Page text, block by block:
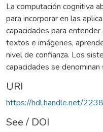
La computación cognitiva
para incorporar en las
capacidades para
textos e imágenes,
nivel de confianza. Los
capacidades se
URI
https://hdl.handle.net/
See / DOI